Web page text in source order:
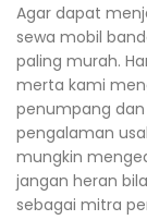
Agar dapat
sewa mobil
paling murah.
merta kami
penumpang
pengalaman
mungkin
jangan heran
sebagai mitra